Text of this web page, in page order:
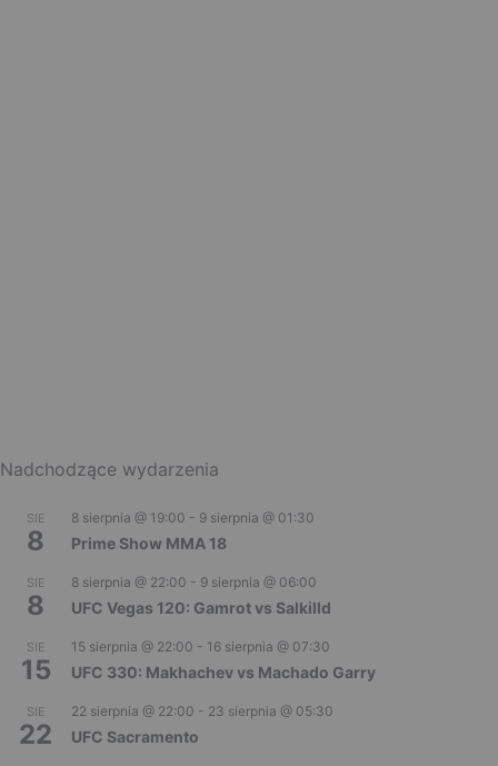
Nadchodzące wydarzenia
SIE
8
8 sierpnia @ 19:00 - 9 sierpnia @ 01:30
Prime Show MMA 18
SIE
8
8 sierpnia @ 22:00 - 9 sierpnia @ 06:00
UFC Vegas 120: Gamrot vs Salkilld
SIE
15
15 sierpnia @ 22:00 - 16 sierpnia @ 07:30
UFC 330: Makhachev vs Machado Garry
SIE
22
22 sierpnia @ 22:00 - 23 sierpnia @ 05:30
UFC Sacramento